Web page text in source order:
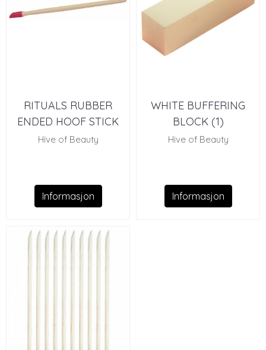
RITUALS RUBBER
ENDED HOOF STICK
(1)
Hive of Beauty
Informasjon
WHITE BUFFERING
BLOCK (1)
Hive of Beauty
Informasjon